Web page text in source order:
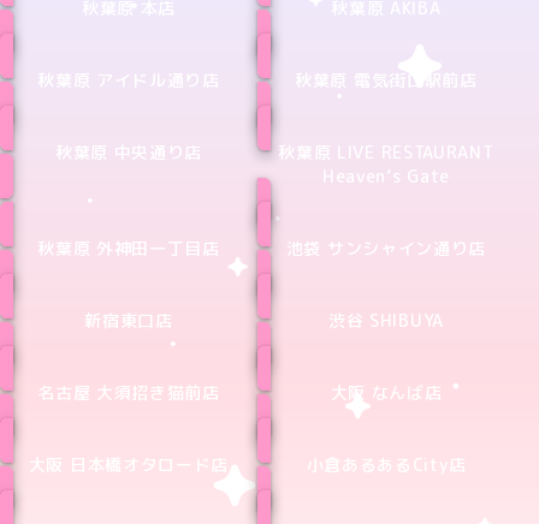
秋葉原 アイドル通り店 秋葉原 電気街口駅前店
秋葉原 中央通り店
秋葉原 LIVE RESTAURANT
Heaven’s Gate
秋葉原 外神田一丁目店 池袋 サンシャイン通り店
新宿東口店 渋谷 SHIBUYA
名古屋 大須招き猫前店 大阪 なんば店
大阪 日本橋オタロード店 小倉あるあるCity店